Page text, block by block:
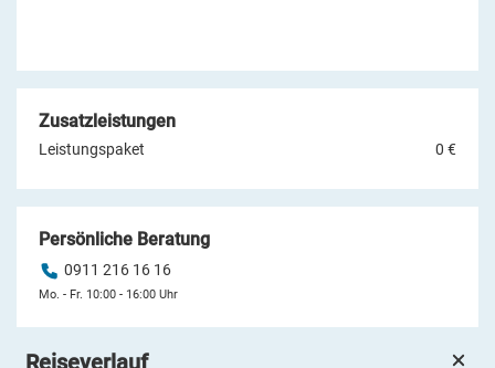
Reiseverlauf
Zusatzleistungen
Leistungspaket 0 €
Persönliche Beratung
0911 216 16 16
Mo. - Fr. 10:00 - 16:00 Uhr